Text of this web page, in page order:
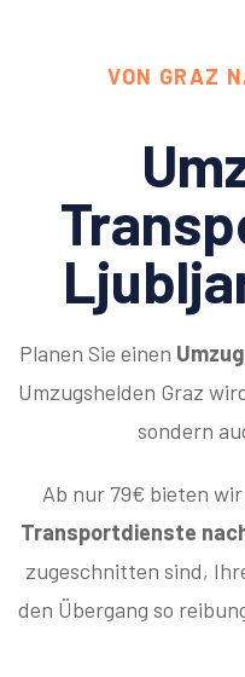
VON GRAZ
Planen Sie einen
Umzugshelden Graz
sondern
Ab nur 79€ bieten
Transportdienste
zugeschnitten sind,
den Übergang so